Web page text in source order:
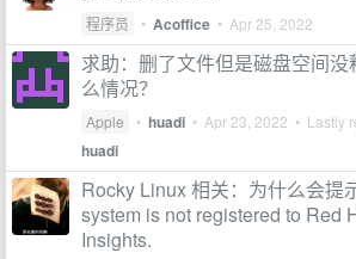
程序员 • Acoffice • Apr 25, 2022
求助：删了文件但是磁盘空间没
么情况？
Apple • huadi • Apr 23, 2022 • Lastly
huadi
Rocky Linux 相关：为什么会提
system is not registered to Red
Insights.